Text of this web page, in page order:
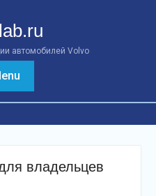
автомобилей Volvo
владельцев